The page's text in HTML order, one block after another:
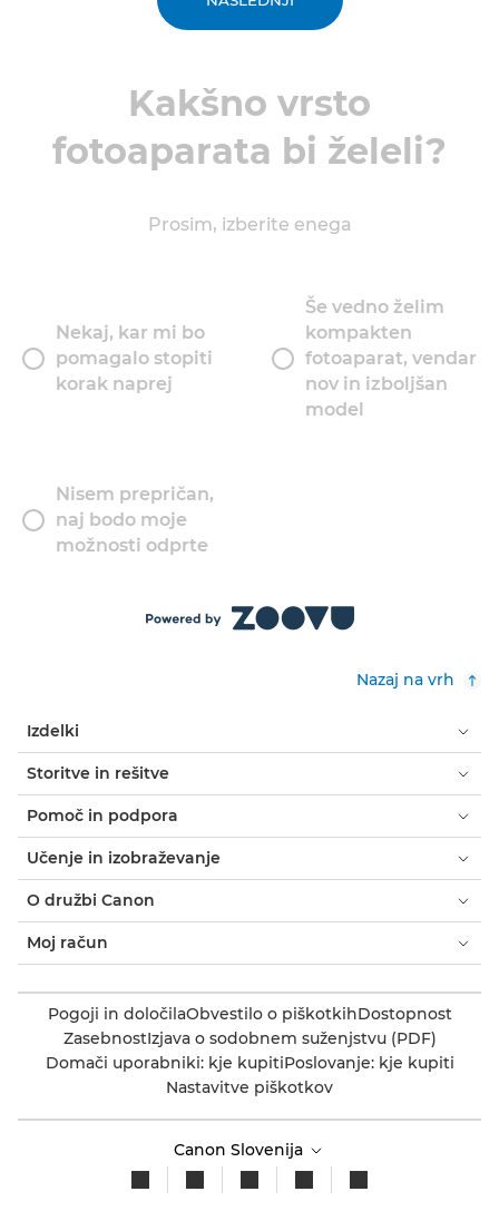
Kakšno vrsto
fotoaparata bi želeli?
Prosim, izberite enega
Nekaj, kar mi bo
pomagalo stopiti
korak naprej
Še vedno želim
kompakten
fotoaparat, vendar
nov in izboljšan
model
Nisem prepričan,
naj bodo moje
možnosti odprte
Nazaj na vrh
Izdelki
Storitve in rešitve
Pomoč in podpora
Učenje in izobraževanje
O družbi Canon
Moj račun
Pogoji in določilaObvestilo o piškotkihDostopnost
ZasebnostIzjava o sodobnem suženjstvu (PDF)
Domači uporabniki: kje kupitiPoslovanje: kje kupiti
Nastavitve piškotkov
Canon Slovenija